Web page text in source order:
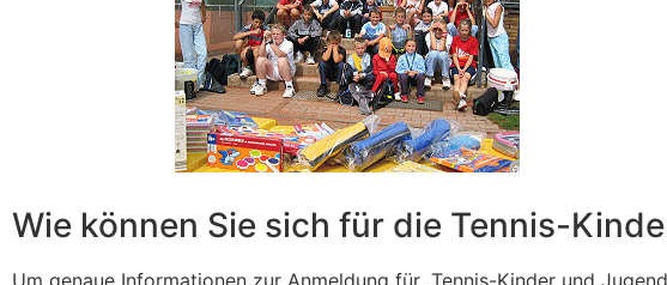
Wie können Sie sich für die Tennis-
Um genaue Informationen zur Anmeldung für „Tennis-Kinder und